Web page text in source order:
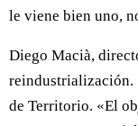
le viene bien uno,
Diego Macià,
reindustrialización.
de Territorio. «El